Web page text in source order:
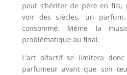
peut s’hériter de père en fils,
voir des siècles, un
consommé. Même la
problématique au final.
L’art olfactif se limitera
parfumeur avant que son